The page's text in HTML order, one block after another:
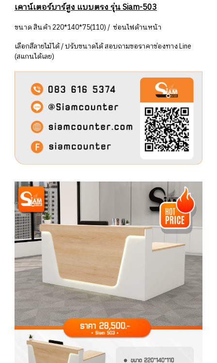
เคาน์เตอร์บาร์สูง แบบตรง รุ่น Siam-503
ขนาด สินค้า 220*140*75(110) / ซ่อนไฟด้านหน้า
เลือกสีลายไม้ได้ / ปรับขนาดได้ สอบถามขอราคาช่องทาง Line
(สแกนได้เลย)